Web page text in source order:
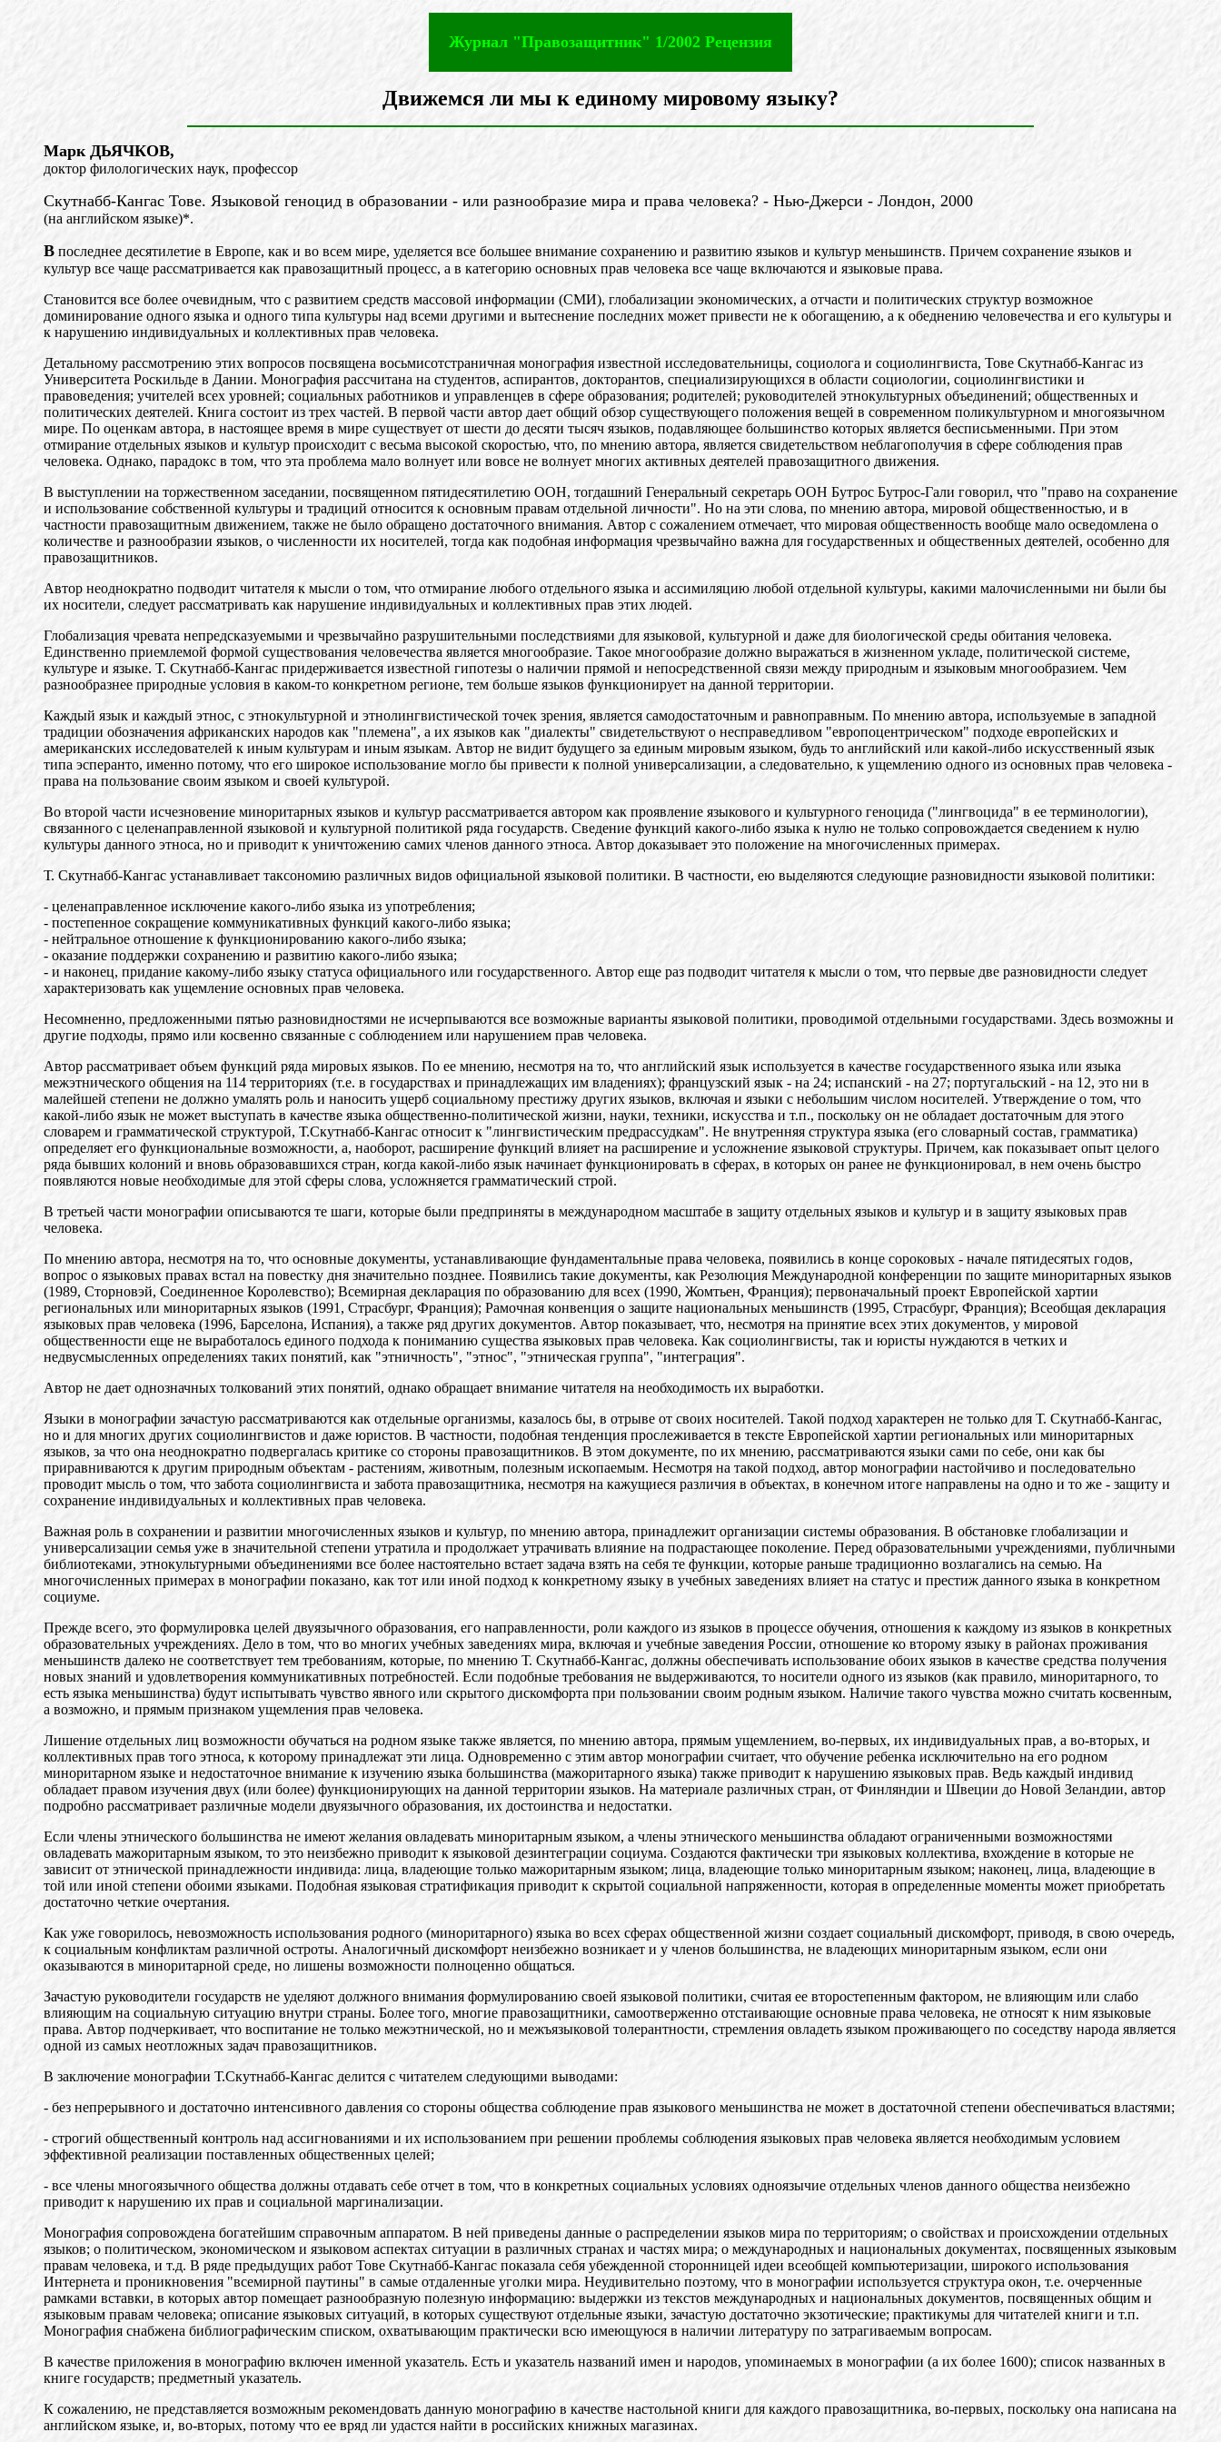
Журнал "Правозащитник" 1/2002 Рецензия
Движемся ли мы к единому мировому языку?
Марк ДЬЯЧКОВ,
доктор филологических наук, профессор
Скутнабб-Кангас Тове. Языковой геноцид в образовании - или разнообразие мира и права человека? - Нью-Джерси - Лондон, 2000
(на английском языке)*.
В последнее десятилетие в Европе, как и во всем мире, уделяется все большее внимание сохранению и развитию языков и культур меньшинств. Причем сохранение языков и
культур все чаще рассматривается как правозащитный процесс, а в категорию основных прав человека все чаще включаются и языковые права.
Становится все более очевидным, что с развитием средств массовой информации (СМИ), глобализации экономических, а отчасти и политических структур возможное
доминирование одного языка и одного типа культуры над всеми другими и вытеснение последних может привести не к обогащению, а к обеднению человечества и его культуры и
к нарушению индивидуальных и коллективных прав человека.
Детальному рассмотрению этих вопросов посвящена восьмисотстраничная монография известной исследовательницы, социолога и социолингвиста, Тове Скутнабб-Кангас из
Университета Роскильде в Дании. Монография рассчитана на студентов, аспирантов, докторантов, специализирующихся в области социологии, социолингвистики и
правоведения; учителей всех уровней; социальных работников и управленцев в сфере образования; родителей; руководителей этнокультурных объединений; общественных и
политических деятелей. Книга состоит из трех частей. В первой части автор дает общий обзор существующего положения вещей в современном поликультурном и многоязычном
мире. По оценкам автора, в настоящее время в мире существует от шести до десяти тысяч языков, подавляющее большинство которых является бесписьменными. При этом
отмирание отдельных языков и культур происходит с весьма высокой скоростью, что, по мнению автора, является свидетельством неблагополучия в сфере соблюдения прав
человека. Однако, парадокс в том, что эта проблема мало волнует или вовсе не волнует многих активных деятелей правозащитного движения.
В выступлении на торжественном заседании, посвященном пятидесятилетию ООН, тогдашний Генеральный секретарь ООН Бутрос Бутрос-Гали говорил, что "право на сохранение
и использование собственной культуры и традиций относится к основным правам отдельной личности". Но на эти слова, по мнению автора, мировой общественностью, и в
частности правозащитным движением, также не было обращено достаточного внимания. Автор с сожалением отмечает, что мировая общественность вообще мало осведомлена о
количестве и разнообразии языков, о численности их носителей, тогда как подобная информация чрезвычайно важна для государственных и общественных деятелей, особенно для
правозащитников.
Автор неоднократно подводит читателя к мысли о том, что отмирание любого отдельного языка и ассимиляцию любой отдельной культуры, какими малочисленными ни были бы
их носители, следует рассматривать как нарушение индивидуальных и коллективных прав этих людей.
Глобализация чревата непредсказуемыми и чрезвычайно разрушительными последствиями для языковой, культурной и даже для биологической среды обитания человека.
Единственно приемлемой формой существования человечества является многообразие. Такое многообразие должно выражаться в жизненном укладе, политической системе,
культуре и языке. Т. Скутнабб-Кангас придерживается известной гипотезы о наличии прямой и непосредственной связи между природным и языковым многообразием. Чем
разнообразнее природные условия в каком-то конкретном регионе, тем больше языков функционирует на данной территории.
Каждый язык и каждый этнос, с этнокультурной и этнолингвистической точек зрения, является самодостаточным и равноправным. По мнению автора, используемые в западной
традиции обозначения африканских народов как "племена", а их языков как "диалекты" свидетельствуют о несправедливом "европоцентрическом" подходе европейских и
американских исследователей к иным культурам и иным языкам. Автор не видит будущего за единым мировым языком, будь то английский или какой-либо искусственный язык
типа эсперанто, именно потому, что его широкое использование могло бы привести к полной универсализации, а следовательно, к ущемлению одного из основных прав человека -
права на пользование своим языком и своей культурой.
Во второй части исчезновение миноритарных языков и культур рассматривается автором как проявление языкового и культурного геноцида ("лингвоцида" в ее терминологии),
связанного с целенаправленной языковой и культурной политикой ряда государств. Сведение функций какого-либо языка к нулю не только сопровождается сведением к нулю
культуры данного этноса, но и приводит к уничтожению самих членов данного этноса. Автор доказывает это положение на многочисленных примерах.
Т. Скутнабб-Кангас устанавливает таксономию различных видов официальной языковой политики. В частности, ею выделяются следующие разновидности языковой политики:
- целенаправленное исключение какого-либо языка из употребления;
- постепенное сокращение коммуникативных функций какого-либо языка;
- нейтральное отношение к функционированию какого-либо языка;
- оказание поддержки сохранению и развитию какого-либо языка;
- и наконец, придание какому-либо языку статуса официального или государственного. Автор еще раз подводит читателя к мысли о том, что первые две разновидности следует
характеризовать как ущемление основных прав человека.
Несомненно, предложенными пятью разновидностями не исчерпываются все возможные варианты языковой политики, проводимой отдельными государствами. Здесь возможны и
другие подходы, прямо или косвенно связанные с соблюдением или нарушением прав человека.
Автор рассматривает объем функций ряда мировых языков. По ее мнению, несмотря на то, что английский язык используется в качестве государственного языка или языка
межэтнического общения на 114 территориях (т.е. в государствах и принадлежащих им владениях); французский язык - на 24; испанский - на 27; португальский - на 12, это ни в
малейшей степени не должно умалять роль и наносить ущерб социальному престижу других языков, включая и языки с небольшим числом носителей. Утверждение о том, что
какой-либо язык не может выступать в качестве языка общественно-политической жизни, науки, техники, искусства и т.п., поскольку он не обладает достаточным для этого
словарем и грамматической структурой, Т.Скутнабб-Кангас относит к "лингвистическим предрассудкам". Не внутренняя структура языка (его словарный состав, грамматика)
определяет его функциональные возможности, а, наоборот, расширение функций влияет на расширение и усложнение языковой структуры. Причем, как показывает опыт целого
ряда бывших колоний и вновь образовавшихся стран, когда какой-либо язык начинает функционировать в сферах, в которых он ранее не функционировал, в нем очень быстро
появляются новые необходимые для этой сферы слова, усложняется грамматический строй.
В третьей части монографии описываются те шаги, которые были предприняты в международном масштабе в защиту отдельных языков и культур и в защиту языковых прав
человека.
По мнению автора, несмотря на то, что основные документы, устанавливающие фундаментальные права человека, появились в конце сороковых - начале пятидесятых годов,
вопрос о языковых правах встал на повестку дня значительно позднее. Появились такие документы, как Резолюция Международной конференции по защите миноритарных языков
(1989, Сторновэй, Соединенное Королевство); Всемирная декларация по образованию для всех (1990, Жомтьен, Франция); первоначальный проект Европейской хартии
региональных или миноритарных языков (1991, Страсбург, Франция); Рамочная конвенция о защите национальных меньшинств (1995, Страсбург, Франция); Всеобщая декларация
языковых прав человека (1996, Барселона, Испания), а также ряд других документов. Автор показывает, что, несмотря на принятие всех этих документов, у мировой
общественности еще не выработалось единого подхода к пониманию существа языковых прав человека. Как социолингвисты, так и юристы нуждаются в четких и
недвусмысленных определениях таких понятий, как "этничность", "этнос", "этническая группа", "интеграция".
Автор не дает однозначных толкований этих понятий, однако обращает внимание читателя на необходимость их выработки.
Языки в монографии зачастую рассматриваются как отдельные организмы, казалось бы, в отрыве от своих носителей. Такой подход характерен не только для Т. Скутнабб-Кангас,
но и для многих других социолингвистов и даже юристов. В частности, подобная тенденция прослеживается в тексте Европейской хартии региональных или миноритарных
языков, за что она неоднократно подвергалась критике со стороны правозащитников. В этом документе, по их мнению, рассматриваются языки сами по себе, они как бы
приравниваются к другим природным объектам - растениям, животным, полезным ископаемым. Несмотря на такой подход, автор монографии настойчиво и последовательно
проводит мысль о том, что забота социолингвиста и забота правозащитника, несмотря на кажущиеся различия в объектах, в конечном итоге направлены на одно и то же - защиту и
сохранение индивидуальных и коллективных прав человека.
Важная роль в сохранении и развитии многочисленных языков и культур, по мнению автора, принадлежит организации системы образования. В обстановке глобализации и
универсализации семья уже в значительной степени утратила и продолжает утрачивать влияние на подрастающее поколение. Перед образовательными учреждениями, публичными
библиотеками, этнокультурными объединениями все более настоятельно встает задача взять на себя те функции, которые раньше традиционно возлагались на семью. На
многочисленных примерах в монографии показано, как тот или иной подход к конкретному языку в учебных заведениях влияет на статус и престиж данного языка в конкретном
социуме.
Прежде всего, это формулировка целей двуязычного образования, его направленности, роли каждого из языков в процессе обучения, отношения к каждому из языков в конкретных
образовательных учреждениях. Дело в том, что во многих учебных заведениях мира, включая и учебные заведения России, отношение ко второму языку в районах проживания
меньшинств далеко не соответствует тем требованиям, которые, по мнению Т. Скутнабб-Кангас, должны обеспечивать использование обоих языков в качестве средства получения
новых знаний и удовлетворения коммуникативных потребностей. Если подобные требования не выдерживаются, то носители одного из языков (как правило, миноритарного, то
есть языка меньшинства) будут испытывать чувство явного или скрытого дискомфорта при пользовании своим родным языком. Наличие такого чувства можно считать косвенным,
а возможно, и прямым признаком ущемления прав человека.
Лишение отдельных лиц возможности обучаться на родном языке также является, по мнению автора, прямым ущемлением, во-первых, их индивидуальных прав, а во-вторых, и
коллективных прав того этноса, к которому принадлежат эти лица. Одновременно с этим автор монографии считает, что обучение ребенка исключительно на его родном
миноритарном языке и недостаточное внимание к изучению языка большинства (мажоритарного языка) также приводит к нарушению языковых прав. Ведь каждый индивид
обладает правом изучения двух (или более) функционирующих на данной территории языков. На материале различных стран, от Финляндии и Швеции до Новой Зеландии, автор
подробно рассматривает различные модели двуязычного образования, их достоинства и недостатки.
Если члены этнического большинства не имеют желания овладевать миноритарным языком, а члены этнического меньшинства обладают ограниченными возможностями
овладевать мажоритарным языком, то это неизбежно приводит к языковой дезинтеграции социума. Создаются фактически три языковых коллектива, вхождение в которые не
зависит от этнической принадлежности индивида: лица, владеющие только мажоритарным языком; лица, владеющие только миноритарным языком; наконец, лица, владеющие в
той или иной степени обоими языками. Подобная языковая стратификация приводит к скрытой социальной напряженности, которая в определенные моменты может приобретать
достаточно четкие очертания.
Как уже говорилось, невозможность использования родного (миноритарного) языка во всех сферах общественной жизни создает социальный дискомфорт, приводя, в свою очередь,
к социальным конфликтам различной остроты. Аналогичный дискомфорт неизбежно возникает и у членов большинства, не владеющих миноритарным языком, если они
оказываются в миноритарной среде, но лишены возможности полноценно общаться.
Зачастую руководители государств не уделяют должного внимания формулированию своей языковой политики, считая ее второстепенным фактором, не влияющим или слабо
влияющим на социальную ситуацию внутри страны. Более того, многие правозащитники, самоотверженно отстаивающие основные права человека, не относят к ним языковые
права. Автор подчеркивает, что воспитание не только межэтнической, но и межъязыковой толерантности, стремления овладеть языком проживающего по соседству народа является
одной из самых неотложных задач правозащитников.
В заключение монографии Т.Скутнабб-Кангас делится с читателем следующими выводами:
- без непрерывного и достаточно интенсивного давления со стороны общества соблюдение прав языкового меньшинства не может в достаточной степени обеспечиваться властями;
- строгий общественный контроль над ассигнованиями и их использованием при решении проблемы соблюдения языковых прав человека является необходимым условием
эффективной реализации поставленных общественных целей;
- все члены многоязычного общества должны отдавать себе отчет в том, что в конкретных социальных условиях одноязычие отдельных членов данного общества неизбежно
приводит к нарушению их прав и социальной маргинализации.
Монография сопровождена богатейшим справочным аппаратом. В ней приведены данные о распределении языков мира по территориям; о свойствах и происхождении отдельных
языков; о политическом, экономическом и языковом аспектах ситуации в различных странах и частях мира; о международных и национальных документах, посвященных языковым
правам человека, и т.д. В ряде предыдущих работ Тове Скутнабб-Кангас показала себя убежденной сторонницей идеи всеобщей компьютеризации, широкого использования
Интернета и проникновения "всемирной паутины" в самые отдаленные уголки мира. Неудивительно поэтому, что в монографии используется структура окон, т.е. очерченные
рамками вставки, в которых автор помещает разнообразную полезную информацию: выдержки из текстов международных и национальных документов, посвященных общим и
языковым правам человека; описание языковых ситуаций, в которых существуют отдельные языки, зачастую достаточно экзотические; практикумы для читателей книги и т.п.
Монография снабжена библиографическим списком, охватывающим практически всю имеющуюся в наличии литературу по затрагиваемым вопросам.
В качестве приложения в монографию включен именной указатель. Есть и указатель названий имен и народов, упоминаемых в монографии (а их более 1600); список названных в
книге государств; предметный указатель.
К сожалению, не представляется возможным рекомендовать данную монографию в качестве настольной книги для каждого правозащитника, во-первых, поскольку она написана на
английском языке, и, во-вторых, потому что ее вряд ли удастся найти в российских книжных магазинах.